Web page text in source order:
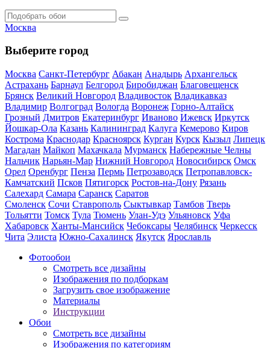
Москва
Выберите город
Москва Санкт-Петербург Абакан Анадырь Архангельск
Астрахань Барнаул Белгород Биробиджан Благовещенск
Брянск Великий Новгород Владивосток Владикавказ
Владимир Волгоград Вологда Воронеж Горно-Алтайск
Грозный Дмитров Екатеринбург Иваново Ижевск Иркутск
Йошкар-Ола Казань Калининград Калуга Кемерово Киров
Кострома Краснодар Красноярск Курган Курск Кызыл Липецк
Магадан Майкоп Махачкала Мурманск Набережные Челны
Нальчик Нарьян-Мар Нижний Новгород Новосибирск Омск
Орел Оренбург Пенза Пермь Петрозаводск Петропавловск-
Камчатский Псков Пятигорск Ростов-на-Дону Рязань
Салехард Самара Саранск Саратов
Смоленск Сочи Ставрополь Сыктывкар Тамбов Тверь
Тольятти Томск Тула Тюмень Улан-Удэ Ульяновск Уфа
Хабаровск Ханты-Мансийск Чебоксары Челябинск Черкесск
Чита Элиста Южно-Сахалинск Якутск Ярославль
Фотообои
Смотреть все дизайны
Изображения по подборкам
Загрузить свое изображение
Материалы
Инструкции
Обои
Смотреть все дизайны
Изображения по категориям